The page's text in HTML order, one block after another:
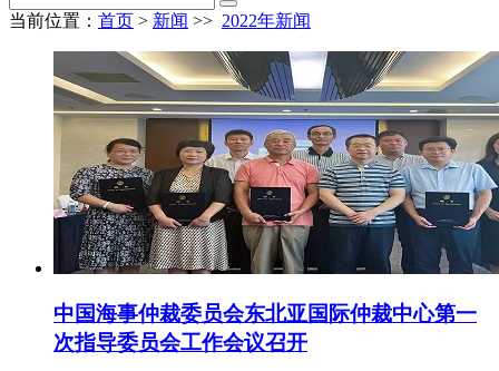
当前位置： 首页 > 新闻 >> 2022年新闻
中国海事仲裁委员会东北亚国际仲裁中心第一
次指导委员会工作会议召开